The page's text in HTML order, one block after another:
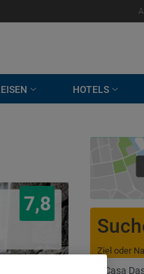
HOTELS
7,8
Ziel oder